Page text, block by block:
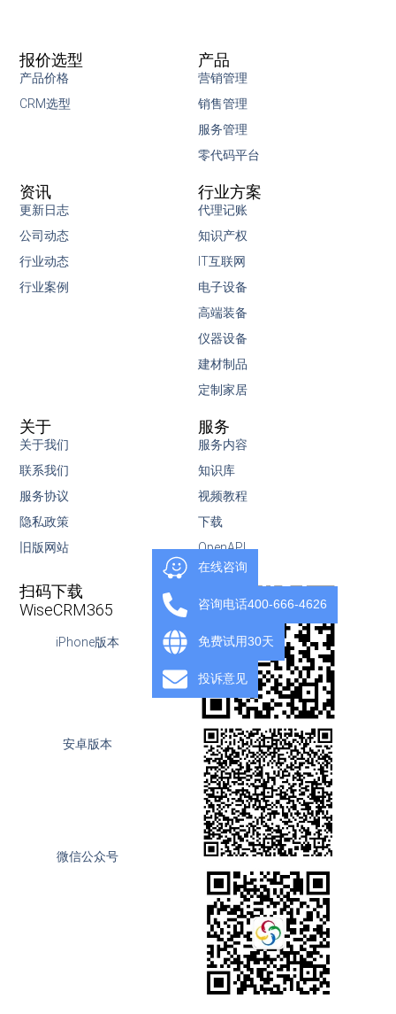
产品
营销管理
销售管理
服务管理
零代码平台
报价选型
产品价格
CRM选型
行业方案
代理记账
知识产权
IT互联网
电子设备
高端装备
仪器设备
建材制品
定制家居
资讯
更新日志
公司动态
行业动态
行业案例
服务
服务内容
知识库
视频教程
下载
OpenAPI
关于
关于我们
联系我们
服务协议
隐私政策
旧版网站
扫码下载
WiseCRM365
iPhone版本
安卓版本
微信公众号
在线咨询
咨询电话400-666-4626
免费试用30天
投诉意见